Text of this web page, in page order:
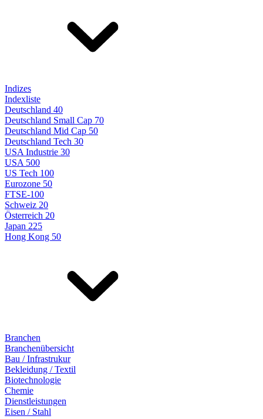
Indizes
Indexliste
Deutschland 40
Deutschland Small Cap 70
Deutschland Mid Cap 50
Deutschland Tech 30
USA Industrie 30
USA 500
US Tech 100
Eurozone 50
FTSE-100
Schweiz 20
Österreich 20
Japan 225
Hong Kong 50
Branchen
Branchenübersicht
Bau / Infrastrukur
Bekleidung / Textil
Biotechnologie
Chemie
Dienstleistungen
Eisen / Stahl